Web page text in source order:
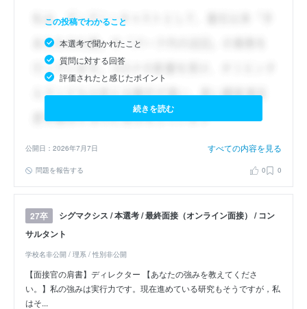
この投稿でわかること
本選考で聞かれたこと
質問に対する回答
評価されたと感じたポイント
続きを読む
公開日：2026年7月7日 すべての内容を見る
問題を報告する 0 0
27卒
シグマクシス / 本選考 / 最終面接（オンライン面接） / コン
サルタント
学校名非公開 / 理系 / 性別非公開
【面接官の肩書】ディレクター 【あなたの強みを教えてくださ
い。】私の強みは実行力です。現在進めている研究もそうですが，私
はそ...